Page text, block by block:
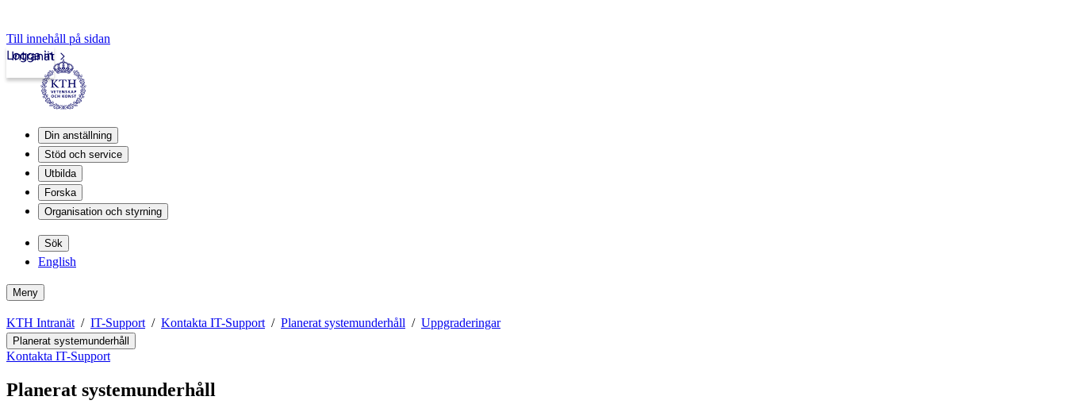
Till innehåll på sidan
Intranät
Logga in
Din anställning
Stöd och service
Utbilda
Forska
Organisation och styrning
Sök
English
Meny
KTH Intranät IT-Support Kontakta IT-Support Planerat systemunderhåll Uppgraderingar
Planerat systemunderhåll
Kontakta IT-Support
Planerat systemunderhåll